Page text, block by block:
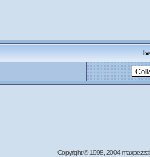
Copyright © 1998, 2004